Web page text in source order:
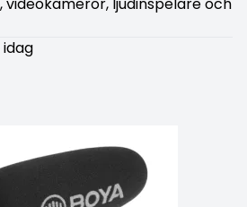
idag